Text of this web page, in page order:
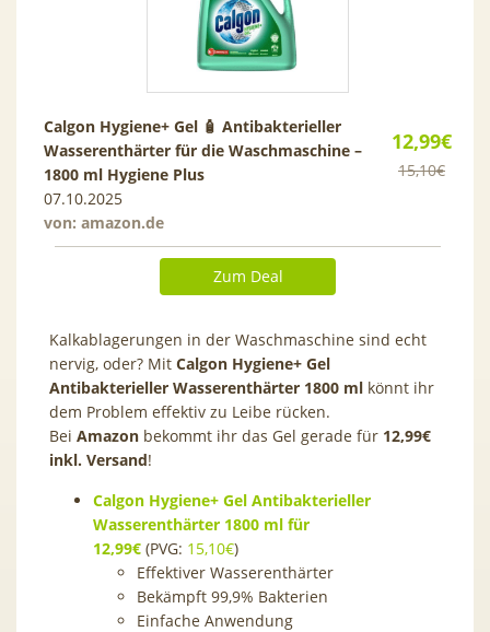
12,99€
15,10€
Calgon Hygiene+ Gel 🧴 Antibakterieller
Wasserenthärter für die Waschmaschine –
1800 ml Hygiene Plus
07.10.2025
von: amazon.de
Zum Deal
Kalkablagerungen in der Waschmaschine sind echt
nervig, oder? Mit Calgon Hygiene+ Gel
Antibakterieller Wasserenthärter 1800 ml könnt ihr
dem Problem effektiv zu Leibe rücken.
Bei Amazon bekommt ihr das Gel gerade für 12,99€
inkl. Versand!
Calgon Hygiene+ Gel Antibakterieller
Wasserenthärter 1800 ml für
12,99€ (PVG: 15,10€)
Effektiver Wasserenthärter
Bekämpft 99,9% Bakterien
Einfache Anwendung